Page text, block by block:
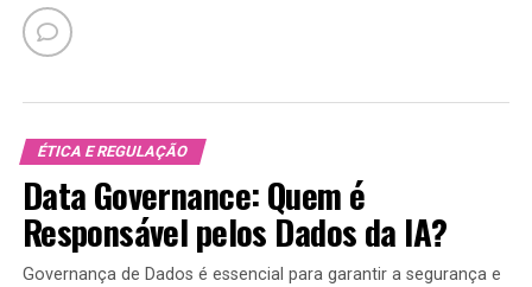
ÉTICA E REGULAÇÃO
Data Governance: Quem é
Responsável pelos Dados da IA?
Governança de Dados é essencial para garantir a segurança e